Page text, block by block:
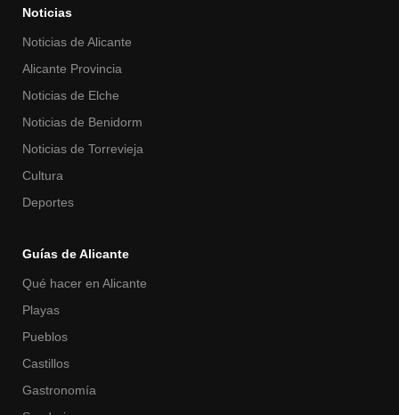
Noticias
Noticias de Alicante
Alicante Provincia
Noticias de Elche
Noticias de Benidorm
Noticias de Torrevieja
Cultura
Deportes
Guías de Alicante
Qué hacer en Alicante
Playas
Pueblos
Castillos
Gastronomía